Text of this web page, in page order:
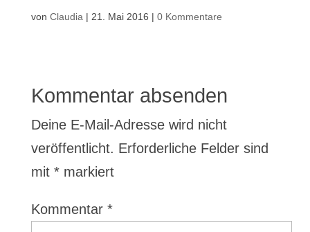
von Claudia | 21. Mai 2016 | 0 Kommentare
Kommentar absenden
Deine E-Mail-Adresse wird nicht
veröffentlicht. Erforderliche Felder sind
mit *markiert
Kommentar *